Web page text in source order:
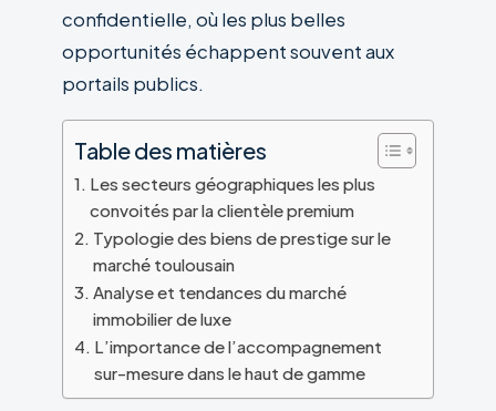
confidentielle, où les plus belles
opportunités échappent souvent aux
portails publics.
Table des matières
Les secteurs géographiques les plus
convoités par la clientèle premium
Typologie des biens de prestige sur le
marché toulousain
Analyse et tendances du marché
immobilier de luxe
L’importance de l’accompagnement
sur-mesure dans le haut de gamme